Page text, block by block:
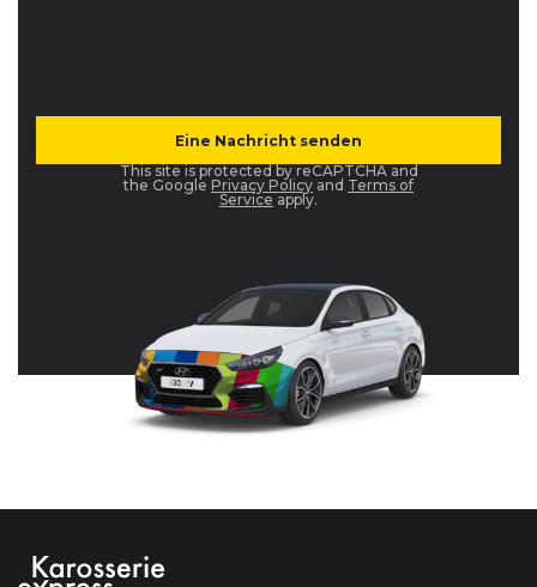
This site is protected by reCAPTCHA and
the Google Privacy Policy and Terms of
Service apply.